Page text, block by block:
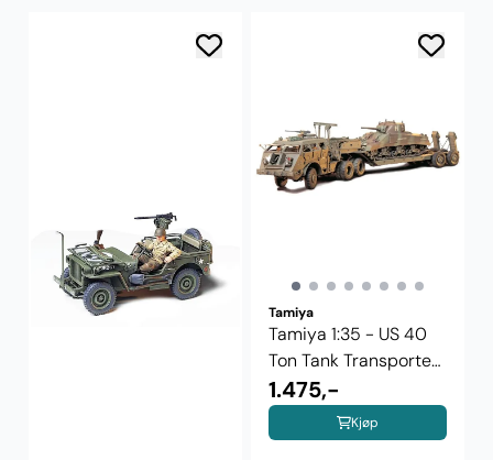
Tamiya
Tamiya 1:35 - US 40
Ton Tank Transporter
Dragon ...
1.475,-
Kjøp